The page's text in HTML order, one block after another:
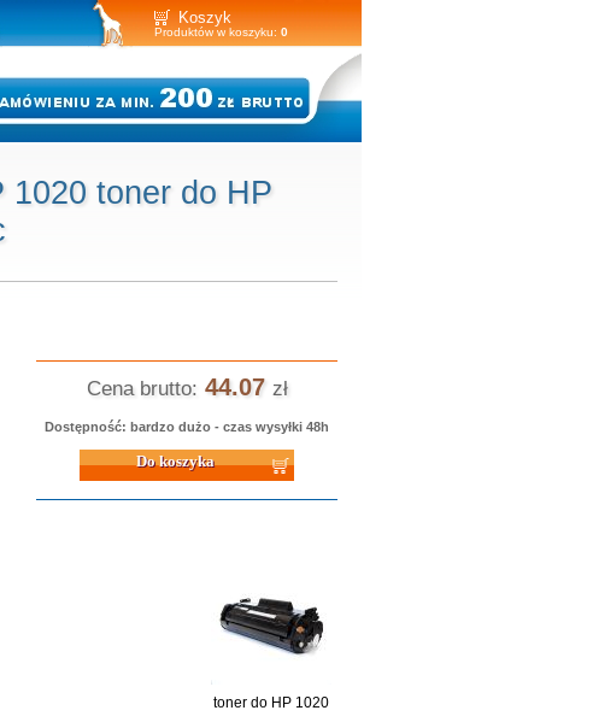
Koszyk
Produktów w koszyku: 0
1020 toner do HP
Cena brutto: 44.07 zł
Dostępność: bardzo dużo - czas wysyłki 48h
Do koszyka
toner do HP 1020